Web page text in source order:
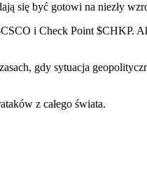
się być gotowi na niezły
i Check Point $CHKP.
gdy sytuacja
z całego świata.